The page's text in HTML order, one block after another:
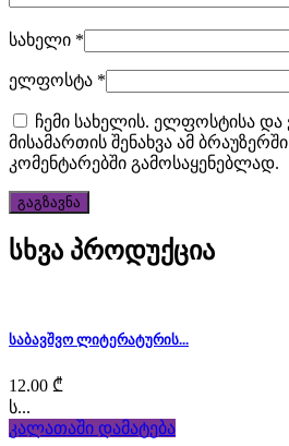
heuer
monaco
replica
here.
high
quality
luxury
for
men
and
სახელი *
ელფოსტა *
ჩემი სახელის. ელფოსტისა და
მისამართის შენახვა ამ
კომენტარებში გამოსაყენებლად.
სხვა პროდუქცია
საბავშვო ლიტერატურის...
12.00 ₾
ს...
კალათაში დამატება